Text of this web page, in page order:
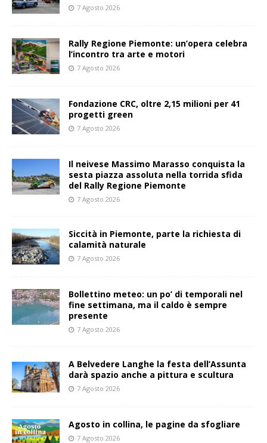
7 Agosto 2026
Rally Regione Piemonte: un’opera celebra
l’incontro tra arte e motori
7 Agosto 2026
Fondazione CRC, oltre 2,15 milioni per 41
progetti green
7 Agosto 2026
Il neivese Massimo Marasso conquista la
sesta piazza assoluta nella torrida sfida
del Rally Regione Piemonte
7 Agosto 2026
Siccità in Piemonte, parte la richiesta di
calamità naturale
7 Agosto 2026
Bollettino meteo: un po’ di temporali nel
fine settimana, ma il caldo è sempre
presente
7 Agosto 2026
A Belvedere Langhe la festa dell’Assunta
darà spazio anche a pittura e scultura
7 Agosto 2026
Agosto in collina, le pagine da sfogliare
7 Agosto 2026